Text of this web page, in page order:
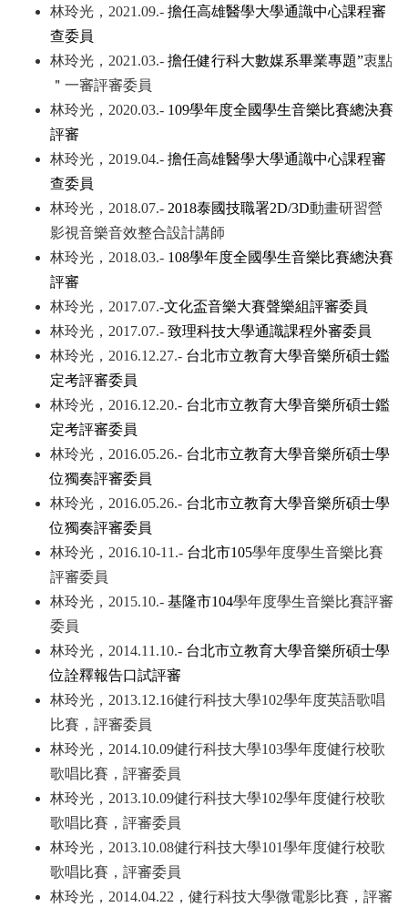
林玲光，2021.09.- 擔任高雄醫學大學通識中心課程審
查委員
林玲光，2021.03.- 擔任健行科大數媒系畢業專題”衷點
＂一審評審委員
林玲光，2020.03.- 109學年度全國學生音樂比賽總決賽
評審
林玲光，2019.04.- 擔任高雄醫學大學通識中心課程審
查委員
林玲光，2018.07.- 2018泰國技職署2D/3D動畫研習營
影視音樂音效整合設計講師
林玲光，2018.03.- 108學年度全國學生音樂比賽總決賽
評審
林玲光，2017.07.-文化盃音樂大賽聲樂組評審委員
林玲光，2017.07.- 致理科技大學通識課程外審委員
林玲光，2016.12.27.- 台北市立教育大學音樂所碩士鑑
定考評審委員
林玲光，2016.12.20.- 台北市立教育大學音樂所碩士鑑
定考評審委員
林玲光，2016.05.26.- 台北市立教育大學音樂所碩士學
位獨奏評審委員
林玲光，2016.05.26.- 台北市立教育大學音樂所碩士學
位獨奏評審委員
林玲光，2016.10-11.- 台北市105學年度學生音樂比賽
評審委員
林玲光，2015.10.- 基隆市104學年度學生音樂比賽評審
委員
林玲光，2014.11.10.- 台北市立教育大學音樂所碩士學
位詮釋報告口試評審
林玲光，2013.12.16健行科技大學102學年度英語歌唱
比賽，評審委員
林玲光，2014.10.09健行科技大學103學年度健行校歌
歌唱比賽，評審委員
林玲光，2013.10.09健行科技大學102學年度健行校歌
歌唱比賽，評審委員
林玲光，2013.10.08健行科技大學101學年度健行校歌
歌唱比賽，評審委員
林玲光，2014.04.22 ，健行科技大學微電影比賽，評審